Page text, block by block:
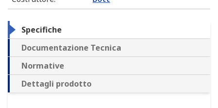
Specifiche
Documentazione Tecnica
Normative
Dettagli prodotto